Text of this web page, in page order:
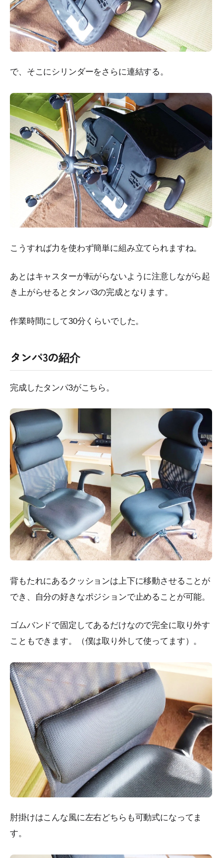
で、そこにシリンダーをさらに連結する。
こうすれば力を使わず簡単に組み立てられますね。
あとはキャスターが転がらないように注意しながら起
き上がらせるとタンパ3の完成となります。
作業時間にして30分くらいでした。
タンパ3の紹介
完成したタンパ3がこちら。
背もたれにあるクッションは上下に移動させることが
でき、自分の好きなポジションで止めることが可能。
ゴムバンドで固定してあるだけなので完全に取り外す
こともできます。（僕は取り外して使ってます）。
肘掛けはこんな風に左右どちらも可動式になってま
す。